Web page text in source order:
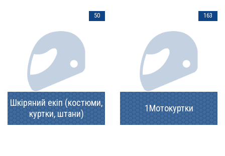
Шкіряний екіп (костюми,
куртки, штани)
50
1Мотокуртки
163